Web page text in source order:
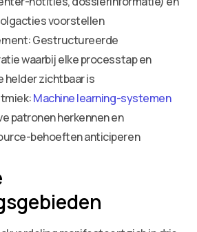
voorstellen
Gestructureerde
waarbij elke processtap en
zichtbaar is
Machine learning-systemen
patronen herkennen en
behoeften anticiperen